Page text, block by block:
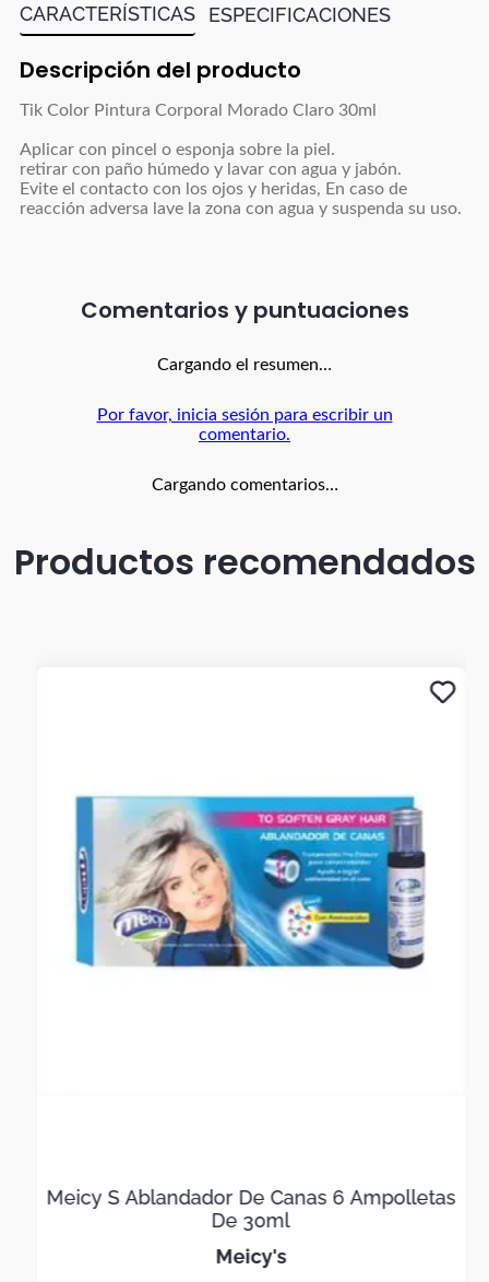
CARACTERÍSTICAS
ESPECIFICACIONES
Descripción del producto
Tik Color Pintura Corporal Morado Claro 30ml
Aplicar con pincel o esponja sobre la piel.
retirar con paño húmedo y lavar con agua y jabón.
Evite el contacto con los ojos y heridas, En caso de
reacción adversa lave la zona con agua y suspenda su uso.
Comentarios
Cargando el resumen…
Por favor, inicia sesión para escribir un
comentario.
Cargando comentarios…
Productos recomendados
Meicy S Ablandador De Canas 6 Ampolletas
De 30ml
meicy's